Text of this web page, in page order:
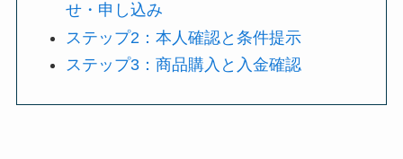
せ・申し込み
ステップ2：本人確認と条件提示
ステップ3：商品購入と入金確認